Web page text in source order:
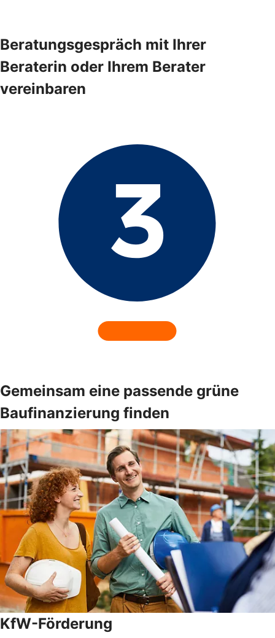
Beratungsgespräch mit Ihrer
Beraterin oder Ihrem Berater
vereinbaren
Gemeinsam eine passende grüne
Baufinanzierung finden
KfW-Förderung